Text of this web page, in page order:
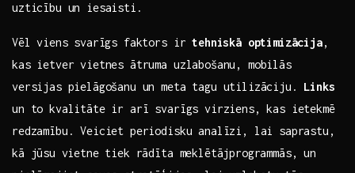
uzticību un ​iesaisti.
Vēl viens ⁣svarīgs faktors irtehniskā optimizācija,
kas ietver vietnes ātruma uzlabošanu, mobilās
versijas pielāgošanu un meta tagu utilizāciju. Links
un to kvalitāte ir‍ arī svarīgs virziens, kas ietekmē⁣
redzamību. Veiciet​ periodisku analīzi, lai saprastu,
kā jūsu ⁢vietne tiek rādīta meklētājprogrammās, un